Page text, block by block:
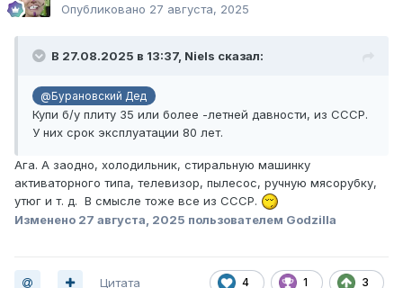
Опубликовано 27 августа, 2025
В 27.08.2025 в 13:37, Niels сказал:
@Бурановский Дед
Купи б/у плиту 35 или более -летней давности, из СССР.
У них срок эксплуатации 80 лет.
Ага. А заодно, холодильник, стиральную машинку
активаторного типа, телевизор, пылесос, ручную мясорубку,
утюг и т. д. В смысле тоже все из СССР.
Изменено 27 августа, 2025 пользователем Godzilla
4 1 3
Цитата